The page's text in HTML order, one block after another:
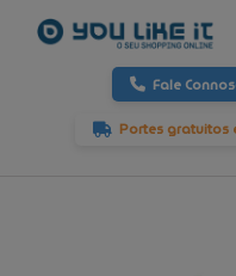
Fale
Portes gratuitos